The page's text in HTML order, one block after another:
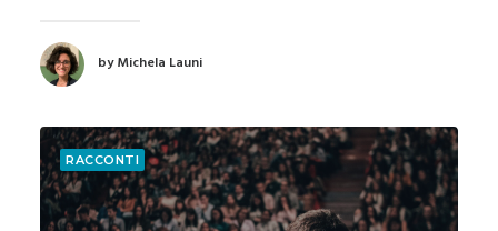
by Michela Launi
RACCONTI